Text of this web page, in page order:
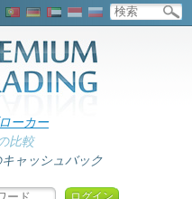
ーカー
比較
ャッシュバック